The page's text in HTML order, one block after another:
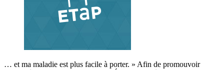
… et ma maladie est plus facile à porter. » Afin de promouvoir